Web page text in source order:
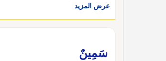
عرض المزيد
سَمِينٌ